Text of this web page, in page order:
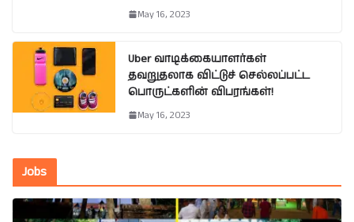
May 16, 2023
Uber வாடிக்கையாளர்கள்
தவறுதலாக விட்டுச் செல்லப்பட்ட
பொருட்களின் விபரங்கள்!
May 16, 2023
Jobs